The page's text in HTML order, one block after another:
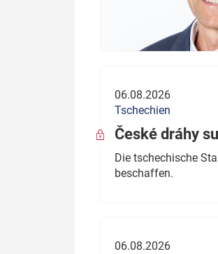
06.08.2026
Tschechien
České dráhy
Die tschechische
beschaffen.
06.08.2026